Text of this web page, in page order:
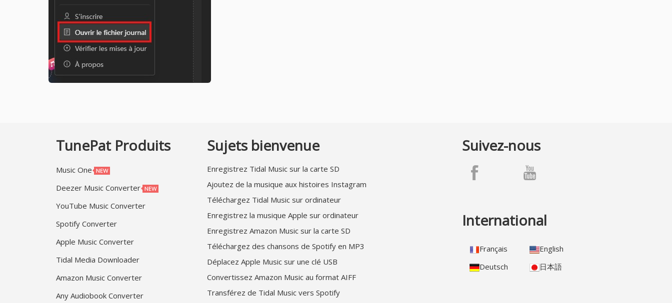
TunePat Produits
Music One
Deezer Music Converter
YouTube Music Converter
Spotify Converter
Apple Music Converter
Tidal Media Downloader
Amazon Music Converter
Any Audiobook Converter
Sujets bienvenue
Enregistrez Tidal Music sur la carte SD
Ajoutez de la musique aux histoires Instagram
Téléchargez Tidal Music sur ordinateur
Enregistrez la musique Apple sur ordinateur
Enregistrez Amazon Music sur la carte SD
Téléchargez des chansons de Spotify en MP3
Déplacez Apple Music sur une clé USB
Convertissez Amazon Music au format AIFF
Transférez de Tidal Music vers Spotify
Suivez-nous
International
Français
English
Deutsch
日本語